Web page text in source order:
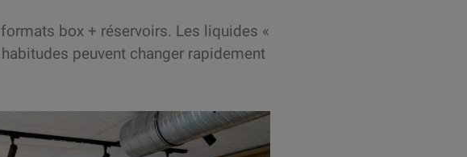
box + réservoirs. Les liquides «
peuvent changer rapidement